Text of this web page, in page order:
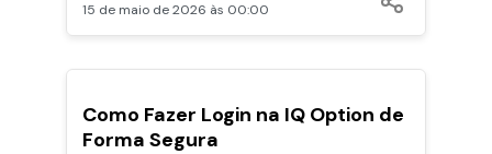
15 de maio de 2026 às 00:00
POPULARES
Como Fazer Login na IQ Option de
Forma Segura